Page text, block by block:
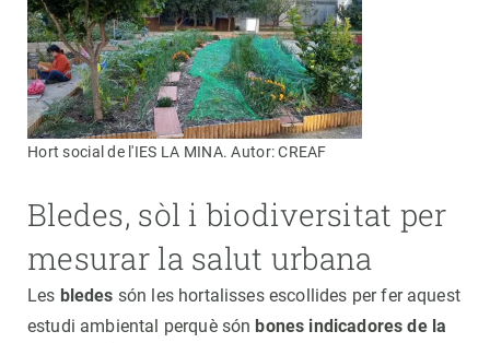
Hort social de l'IES LA MINA. Autor: CREAF
Bledes, sòl i biodiversitat per
mesurar la salut urbana
Les bledes són les hortalisses escollides per fer aquest
estudi ambiental perquè són bones indicadores de la